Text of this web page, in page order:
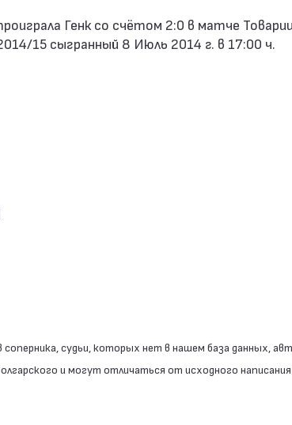
15 сыгранный 8 Июль 2014 г. в 17:00 ч.
соперника, судьи, которых нет в нашем база данных,
и могут отличаться от исходного написания